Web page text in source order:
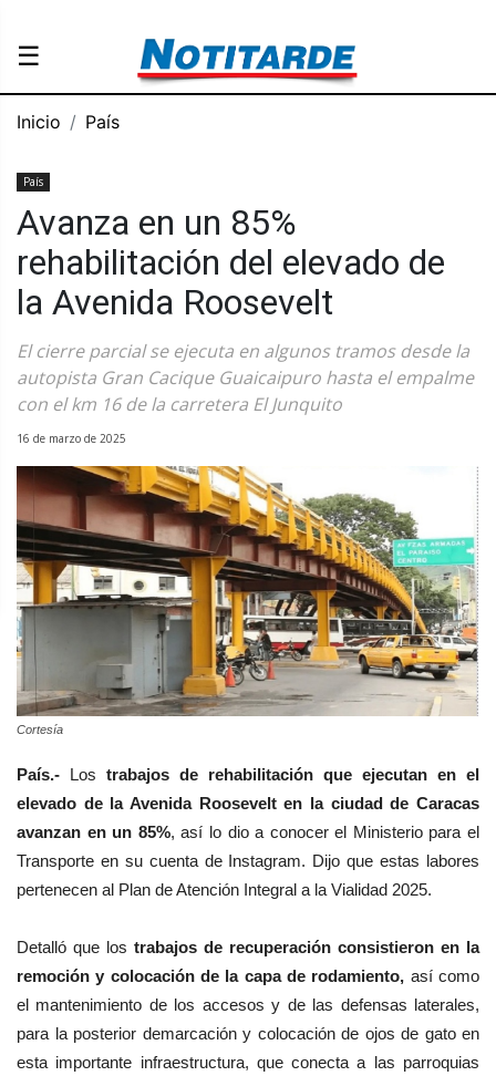
☰
Inicio País
País
Avanza en un 85%
rehabilitación del elevado de
la Avenida Roosevelt
El cierre parcial se ejecuta en algunos tramos desde la
autopista Gran Cacique Guaicaipuro hasta el empalme
con el km 16 de la carretera El Junquito
16 de marzo de 2025
Cortesía
País.- Los trabajos de rehabilitación que ejecutan en el
elevado de la Avenida Roosevelt en la ciudad de Caracas
avanzan en un 85%, así lo dio a conocer el Ministerio para el
Transporte en su cuenta de Instagram. Dijo que estas labores
pertenecen al Plan de Atención Integral a la Vialidad 2025.
Detalló que los trabajos de recuperación consistieron en la
remoción y colocación de la capa de rodamiento, así como
el mantenimiento de los accesos y de las defensas laterales,
para la posterior demarcación y colocación de ojos de gato en
esta importante infraestructura, que conecta a las parroquias